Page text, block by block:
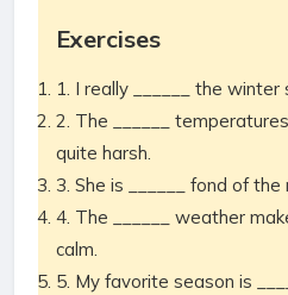
Exercises
1. I really ______ the winter
2. The ______
quite harsh.
3. She is ______ fond of the
4. The ______ weather
calm.
5. My favorite season is